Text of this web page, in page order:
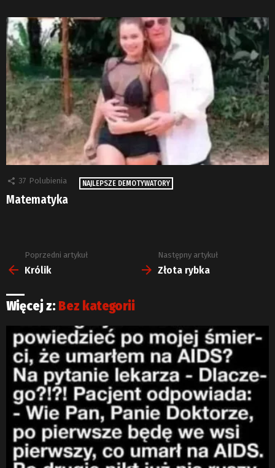
37 Polubienia NAJLEPSZE DEMOTYWATORY
Matematyka
Zobacz
więcej
Poprzedni artykuł
Królik
Następny artykuł
Złota rybka
Więcej z: Bez kategorii